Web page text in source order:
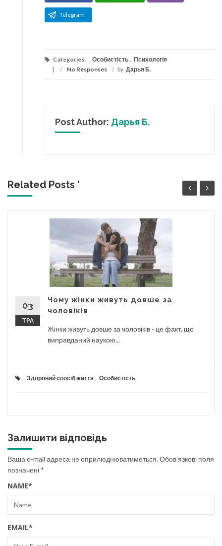
Telegram
Categories: Особистість , Психологія
/
No Responses / by Дарья Б.
Post Author: Дарья Б.
Related Posts '
03
ТРА
Чому жінки живуть довше за
чоловіків
Жінки живуть довше за чоловіків - це факт, що
виправданий наукою...
Здоровий спосіб життя Особистість
Залишити відповідь
Ваша e-mail адреса не оприлюднюватиметься.Обов’язкові поля
позначені *
NAME*
EMAIL*